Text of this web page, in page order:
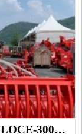
한국페라리트랙터/트랙터/기타/VELOCE-300PS500M2E/2022년식